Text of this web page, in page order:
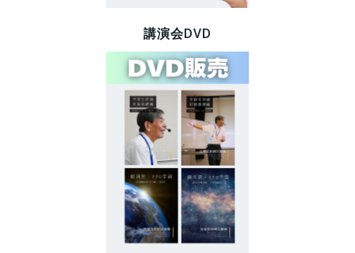
講演会DVD